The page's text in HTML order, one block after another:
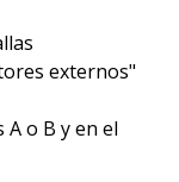
externos"
A o B y en el